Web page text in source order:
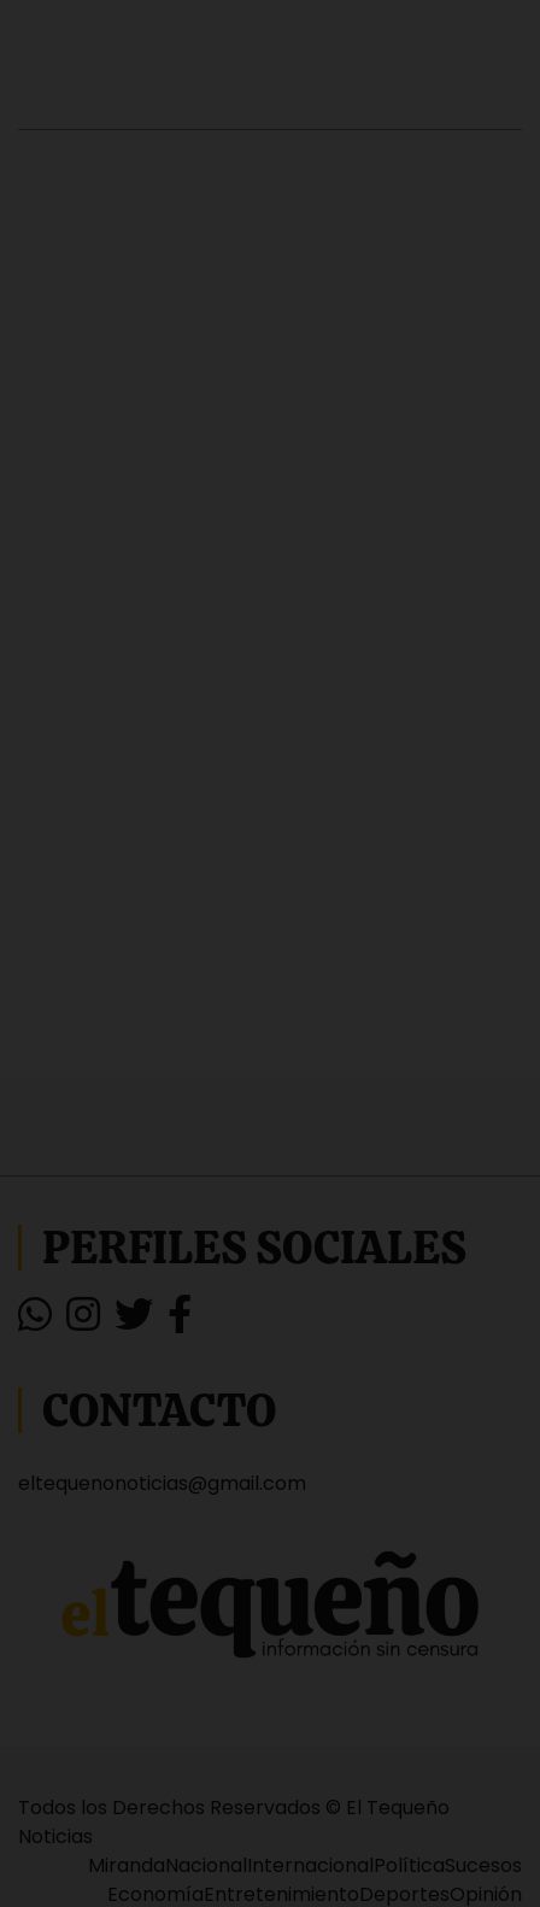
PERFILES SOCIALES
CONTACTO
eltequenonoticias@gmail.com
Todos los Derechos Reservados © El Tequeño
Noticias
MirandaNacionalInternacionalPolíticaSucesos
EconomíaEntretenimientoDeportesOpinión